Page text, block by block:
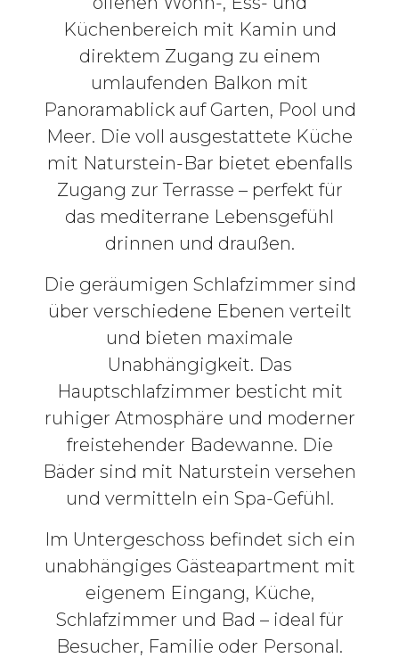
Küchenbereich mit Kamin und
direktem Zugang zu einem
umlaufenden Balkon mit
Panoramablick auf Garten, Pool und
Meer. Die voll ausgestattete Küche
mit Naturstein-Bar bietet ebenfalls
Zugang zur Terrasse – perfekt für
das mediterrane Lebensgefühl
drinnen und draußen.
Die geräumigen Schlafzimmer sind
über verschiedene Ebenen verteilt
und bieten maximale
Unabhängigkeit. Das
Hauptschlafzimmer besticht mit
ruhiger Atmosphäre und moderner
freistehender Badewanne. Die
Bäder sind mit Naturstein versehen
und vermitteln ein Spa-Gefühl.
Im Untergeschoss befindet sich ein
unabhängiges Gästeapartment mit
eigenem Eingang, Küche,
Schlafzimmer und Bad – ideal für
Besucher, Familie oder Personal.